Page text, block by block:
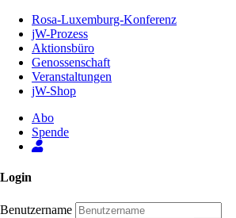
Inhalt
Seite
Rosa-Luxemburg-Konferenz
jW-Prozess
Aktionsbüro
Genossenschaft
Veranstaltungen
jW-Shop
Abo
Spende
Login
Benutzername